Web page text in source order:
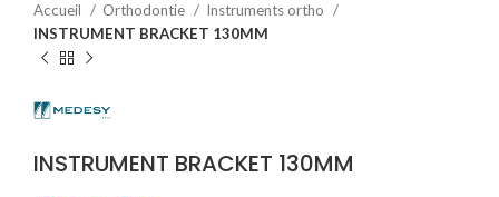
Accueil Orthodontie
Instruments ortho
INSTRUMENT BRACKET 130MM
INSTRUMENT BRACKET 130MM